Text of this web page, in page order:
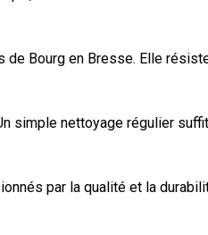
Bourg en Bresse. Elle
simple nettoyage régulier
par la qualité et la